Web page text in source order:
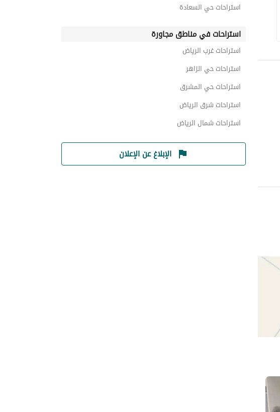
استراحات حي السعادة
استراحات في مناطق مجاورة
استراحات غرب الرياض
استراحات حي الزاهر
استراحات حي المشرق
استراحات شرق الرياض
استراحات شمال الرياض
الإبلاغ عن الإعلان